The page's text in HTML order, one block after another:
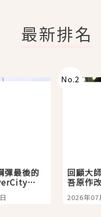
最新排名
彈最後的
搭船、
景，一
No.2
回顧大
吾原作
影視作
2026年07